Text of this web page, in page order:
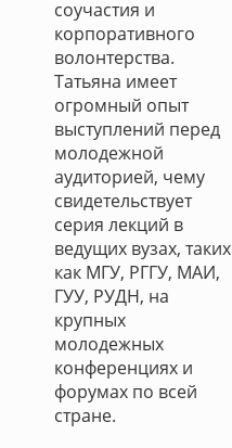
соучастия и
корпоративного
волонтерства.
Татьяна имеет
огромный опыт
выступлений перед
молодежной
аудиторией, чему
свидетельствует
серия лекций в
ведущих вузах, таких
как МГУ, РГГУ, МАИ,
ГУУ, РУДН, на
крупных
молодежных
конференциях и
форумах по всей
стране.